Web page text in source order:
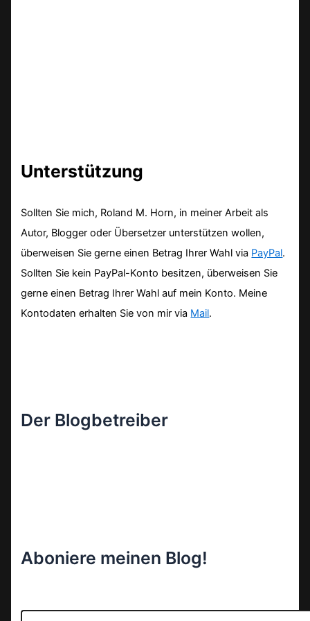
Unterstützung
Sollten Sie mich, Roland M. Horn, in meiner Arbeit als
Autor, Blogger oder Übersetzer unterstützen wollen,
überweisen Sie gerne einen Betrag Ihrer Wahl via PayPal.
Sollten Sie kein PayPal-Konto besitzen, überweisen Sie
gerne einen Betrag Ihrer Wahl auf mein Konto. Meine
Kontodaten erhalten Sie von mir via Mail.
Der Blogbetreiber
Aboniere meinen Blog!